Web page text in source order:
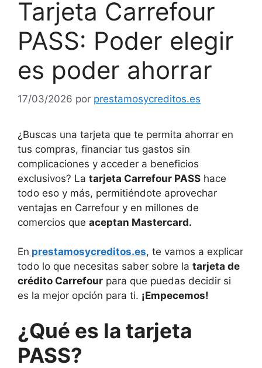
Tarjeta Carrefour
PASS: Poder elegir
es poder ahorrar
17/03/2026 por prestamosycreditos.es
¿Buscas una tarjeta que te permita ahorrar en
tus compras, financiar tus gastos sin
complicaciones y acceder a beneficios
exclusivos? La tarjeta Carrefour PASS hace
todo eso y más, permitiéndote aprovechar
ventajas en Carrefour y en millones de
comercios que aceptan Mastercard.
En prestamosycreditos.es, te vamos a explicar
todo lo que necesitas saber sobre la tarjeta de
crédito Carrefour para que puedas decidir si
es la mejor opción para ti. ¡Empecemos!
¿Qué es la tarjeta
PASS?